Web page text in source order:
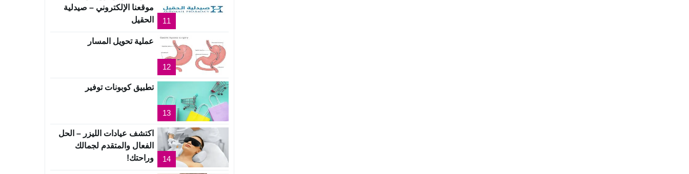
11
موقعنا الإلكتروني – صيدلية
الحقيل
12
عملية تحويل المسار
13
تطبيق كوبونات توفير
14
اكتشف عيادات الليزر – الحل
الفعال والمتقدم لجمالك
وراحتك!